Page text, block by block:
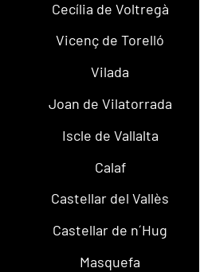
Cecília de Voltregà
Vicenç de Torelló
Vilada
Joan de Vilatorrada
Iscle de Vallalta
Calaf
Castellar del Vallès
Castellar de n´Hug
Masquefa